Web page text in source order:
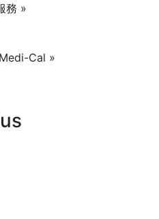
務 »
Cal »